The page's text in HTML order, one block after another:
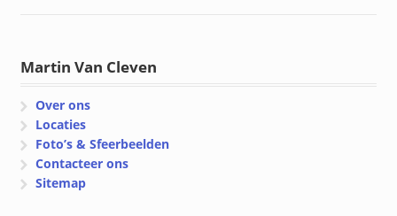
Martin Van Cleven
Over ons
Locaties
Foto’s & Sfeerbeelden
Contacteer ons
Sitemap